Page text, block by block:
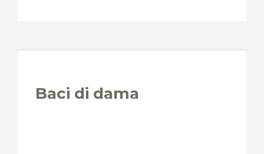
Baci di dama